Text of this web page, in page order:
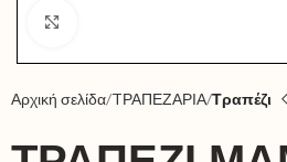
Αρχική σελίδα TΡΑΠΕΖΑΡΙΑ Τραπέζι